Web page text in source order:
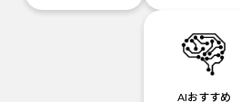
AIおすすめ